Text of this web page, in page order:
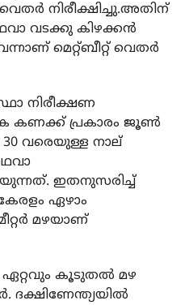
നിരീക്ഷിച്ചു.അതിന്
വടക്കു കിഴക്കന്‍
മെറ്റ്ബീറ്റ് വെതര്‍
നിരീക്ഷണ
കണക്ക് പ്രകാരം ജൂണ്‍
വരെയുള്ള നാല്
ഇതനുസരിച്ച്
ഏഴാം
മഴയാണ്
കൂടുതല്‍ മഴ
ദക്ഷിണേന്ത്യയില്‍